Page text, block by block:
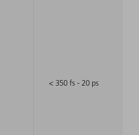
< 350 fs - 20 ps